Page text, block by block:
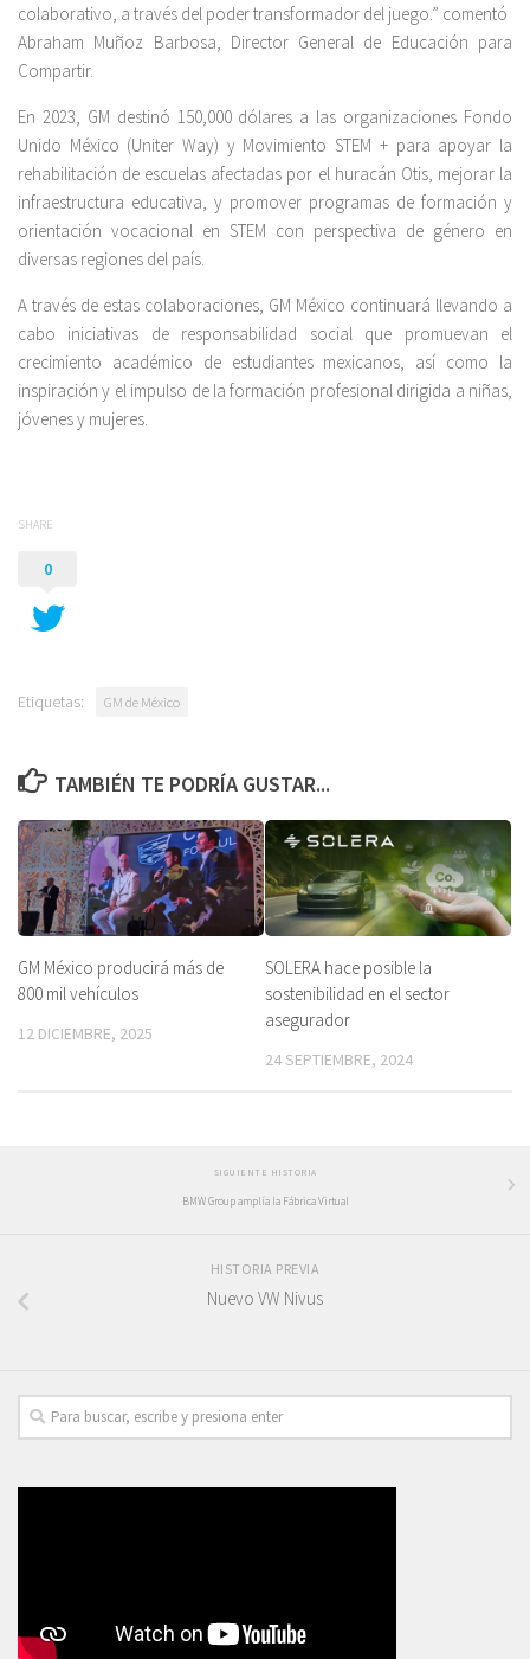
colaborativo, a través del poder transformador del juego.” comentó
Abraham Muñoz Barbosa, Director General de Educación para
Compartir.
En 2023, GM destinó 150,000 dólares a las organizaciones Fondo
Unido México (Uniter Way) y Movimiento STEM + para apoyar la
rehabilitación de escuelas afectadas por el huracán Otis, mejorar la
infraestructura educativa, y promover programas de formación y
orientación vocacional en STEM con perspectiva de género en
diversas regiones del país.
A través de estas colaboraciones, GM México continuará llevando a
cabo iniciativas de responsabilidad social que promuevan el
crecimiento académico de estudiantes mexicanos, así como la
inspiración y el impulso de la formación profesional dirigida a niñas,
jóvenes y mujeres.
SHARE
0
Etiquetas: GM de México
TAMBIÉN TE PODRÍA GUSTAR...
GM México producirá más de
800 mil vehículos
12 DICIEMBRE, 2025
SOLERA hace posible la
sostenibilidad en el sector
asegurador
24 SEPTIEMBRE, 2024
SIGUIENTE HISTORIA
BMW Group amplía la Fábrica Virtual
HISTORIA PREVIA
Nuevo VW Nivus